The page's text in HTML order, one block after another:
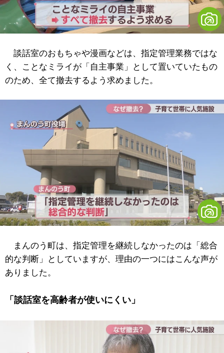
談話室のおもちゃや漫画などは、指定管理業務ではな
く、ことなミライが「自主事業」として置いていたもの
のため、全て撤去するよう求めました。
まんのう町は、指定管理を継続しなかったのは「総合
的な判断」としていますが、理由の一つにはこんな声が
ありました。
「談話室を高齢者が使いにくい」